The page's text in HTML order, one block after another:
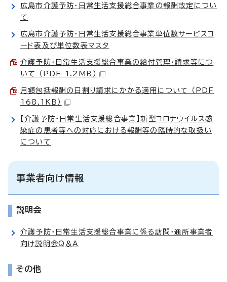
広島市介護予防・日常生活支援総合事業の報酬改定につい
て
広島市介護予防・日常生活支援総合事業単位数サービスコ
ード表及び単位数表マスタ
介護予防・日常生活支援総合事業の給付管理・請求等につ
いて （PDF 1.2MB）
月額包括報酬の日割り請求にかかる適用について （PDF
168.1KB）
【介護予防・日常生活支援総合事業】新型コロナウイルス感
染症の患者等への対応における報酬等の臨時的な取扱い
について
事業者向け情報
説明会
介護予防・日常生活支援総合事業に係る訪問・通所事業者
向け説明会Q＆A
その他